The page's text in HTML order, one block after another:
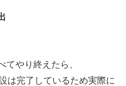
てやり終えたら、
は完了しているため実際に